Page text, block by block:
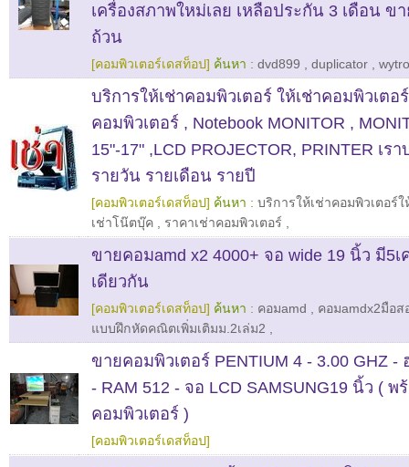
เครื่องสภาพใหม่เลย เหลือประกัน 3 เดือน ข
ถ้วน
[คอมพิวเตอร์เดสท็อป] ค้นหา : dvd899 duplicator
บริการให้เช่าคอมพิวเตอร์ ให้เช่าคอมพิวเตอ
คอมพิวเตอร์ , Notebook MONITOR ,
15"-17" ,LCD PROJECTOR, PRINTER เร
รายวัน รายเดือน รายปี
[คอมพิวเตอร์เดสท็อป] ค้นหา : บริการให้เช่าคอมพิวเตอร์
เช่าโน๊ตบุ๊ค
ราคาเช่าคอมพิวเตอร์
ขายคอมamd x2 4000+ จอ wide 19 นิ้ว มี5เ
เดียวกัน
[คอมพิวเตอร์เดสท็อป] ค้นหา : คอมamd
คอมamdx2มือ
แบบฝึกหัดคณิตเพิ่มเติมม.2เล่ม2
ขายคอมพิวเตอร์ PENTIUM 4 - 3.00 GHZ -
- RAM 512 - จอ LCD SAMSUNG19 นิ้ว ( พ
คอมพิวเตอร์ )
[คอมพิวเตอร์เดสท็อป]